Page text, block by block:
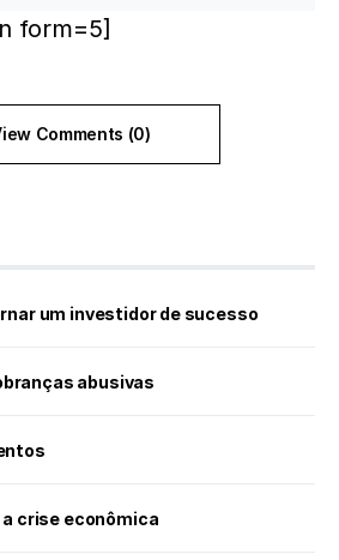
form=5]
Comments (0)
um investidor de sucesso
abusivas
crise econômica